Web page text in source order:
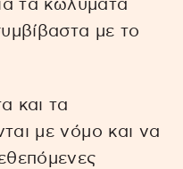
τα κωλύματα
με το
και τα
με νόμο και να